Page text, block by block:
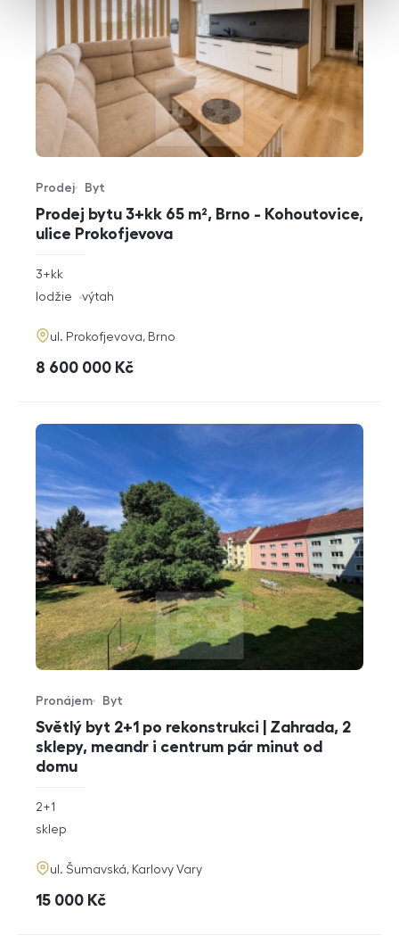
Prodej bytu 3+kk 65 m², Brno - Kohoutovice,
ulice Prokofjevova
Typ nabídky
Prodej
Typ nemovitosti
Byt
rozměry
dispozice
3+kk
funkce
lodžie výtah
adresa
ul. Prokofjevova, Brno
cena
8 600 000 Kč
Světlý byt 2+1 po rekonstrukci | Zahrada, 2
sklepy, meandr i centrum pár minut od
domu
Typ nabídky
Pronájem
Typ nemovitosti
Byt
rozměry
dispozice
2+1
funkce
sklep
adresa
ul. Šumavská, Karlovy Vary
cena
15 000 Kč